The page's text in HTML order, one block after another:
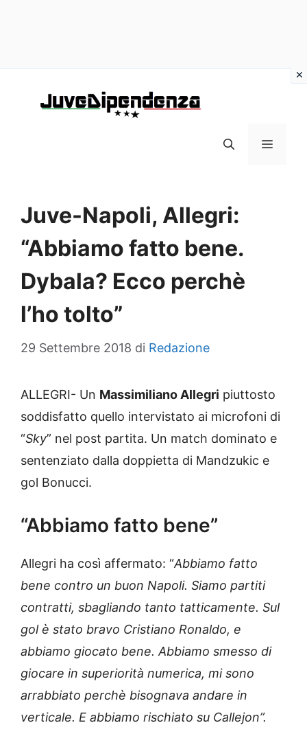
MENU
Juve-Napoli, Allegri:
“Abbiamo fatto bene.
Dybala? Ecco perchè
l’ho tolto”
29 Settembre 2018 di Redazione
ALLEGRI- Un Massimiliano Allegri piuttosto
soddisfatto quello intervistato ai microfoni di
“Sky” nel post partita. Un match dominato e
sentenziato dalla doppietta di Mandzukic e
gol Bonucci.
“Abbiamo fatto bene”
Allegri ha così affermato: “Abbiamo fatto
bene contro un buon Napoli. Siamo partiti
contratti, sbagliando tanto tatticamente. Sul
gol è stato bravo Cristiano Ronaldo, e
abbiamo giocato bene. Abbiamo smesso di
giocare in superiorità numerica, mi sono
arrabbiato perchè bisognava andare in
verticale. E abbiamo rischiato su Callejon”.